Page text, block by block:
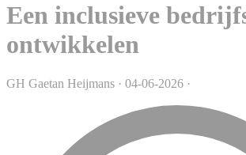
Een inclusieve
ontwikkelen
GH Gaetan Heijmans · 04-06-2026 ·